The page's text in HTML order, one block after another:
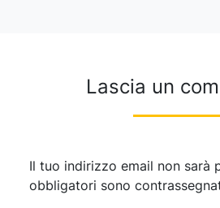
Lascia un
Il tuo indirizzo email non sarà
obbligatori sono